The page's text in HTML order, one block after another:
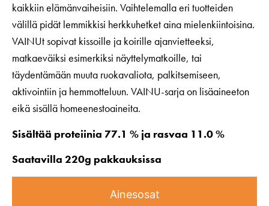
kaikkiin elämänvaiheisiin. Vaihtelemalla eri tuotteiden
välillä pidät lemmikkisi herkkuhetket aina mielenkiintoisina.
VAINUt sopivat kissoille ja koirille ajanvietteeksi,
matkaeväiksi esimerkiksi näyttelymatkoille, tai
täydentämään muuta ruokavaliota, palkitsemiseen,
aktivointiin ja hemmotteluun. VAINU-sarja on lisäaineeton
eikä sisällä homeenestoaineita.
Sisältää proteiinia 77.1 % ja rasvaa 11.0 %
Saatavilla 220g pakkauksissa
Ainesosat